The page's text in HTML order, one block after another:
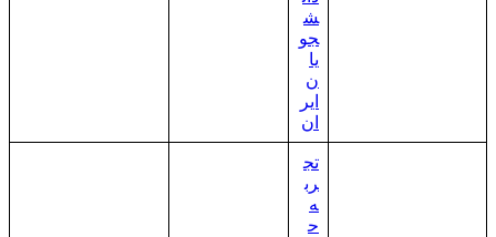
ش
جو
یا
ن
ایر
ان
تج
رب
ه
ح